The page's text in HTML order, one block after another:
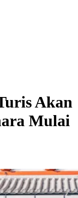
Akan
Mulai